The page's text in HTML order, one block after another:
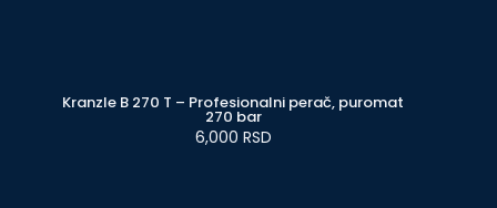
Kranzle B 270 T – Profesionalni perač, puromat
270 bar
6,000 RSD